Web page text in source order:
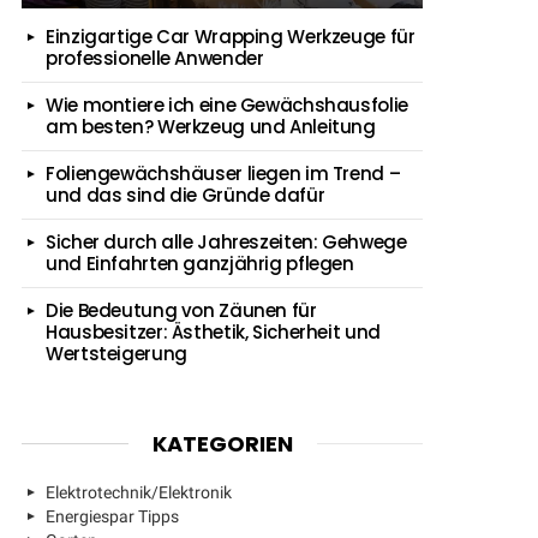
Einzigartige Car Wrapping Werkzeuge für
professionelle Anwender
Wie montiere ich eine Gewächshausfolie
am besten? Werkzeug und Anleitung
Foliengewächshäuser liegen im Trend –
und das sind die Gründe dafür
Sicher durch alle Jahreszeiten: Gehwege
und Einfahrten ganzjährig pflegen
Die Bedeutung von Zäunen für
Hausbesitzer: Ästhetik, Sicherheit und
Wertsteigerung
KATEGORIEN
Elektrotechnik/Elektronik
Energiespar Tipps